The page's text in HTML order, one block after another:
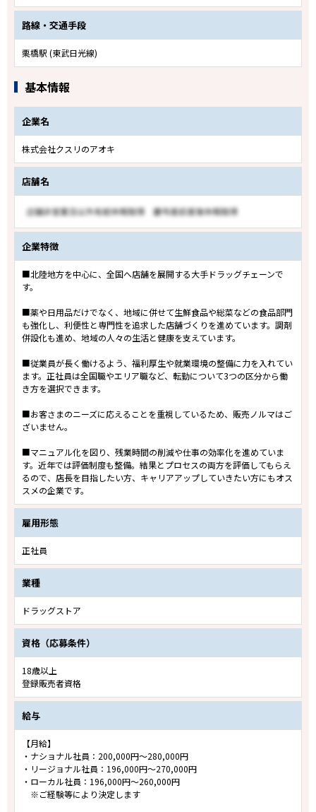
路線・交通手段
栗橋駅 (東武日光線)
基本情報
企業名
株式会社クスリのアオキ
店舗名
企業特徴
■北陸地方を中心に、全国へ店舗を展開する大手ドラッグチェーンで
す。
■薬や日用品だけでなく、地域に併せて生鮮食品や総菜などの食品部門
も強化し、利便性と専門性を追求した店舗づくりを進めています。調剤
併設化も進め、地域の人々の生活と健康を支えています。
■従業員が長く働けるよう、福利厚生や就業環境の整備に力を入れてい
ます。正社員は全国職やエリア職など、転勤について3つの区分から働
き方を選択できます。
■お客さまのニーズに応えることを重視しているため、販売ノルマはご
ざいません。
■マニュアル化を図り、残業時間の削減や仕事の効率化を進めていま
す。近年では評価制度も整備。結果とプロセスの両方を評価してもらえ
るので、店長を目指したい方、キャリアアップしていきたい方にもオス
スメの企業です。
雇用形態
正社員
業種
ドラッグストア
資格（応募条件）
18歳以上
登録販売者資格
給与
【月給】
・ナショナル社員：200,000円～280,000円
・リージョナル社員：196,000円～270,000円
・ローカル社員：196,000円～260,000円
※ご経験等により決定します